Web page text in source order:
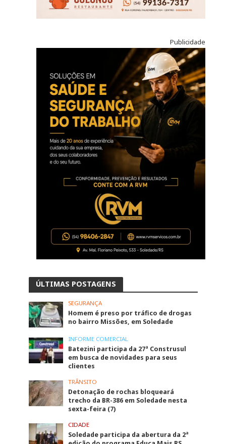
Publicidade
ÚLTIMAS POSTAGENS
SEGURANÇA
Homem é preso por tráfico de drogas
no bairro Missões, em Soledade
INFORME COMERCIAL
Batezini participa da 27ª Construsul
em busca de novidades para seus
clientes
TRÂNSITO
Detonação de rochas bloqueará
trecho da BR-386 em Soledade nesta
sexta-feira (7)
CIDADE
Soledade participa da abertura da 2ª